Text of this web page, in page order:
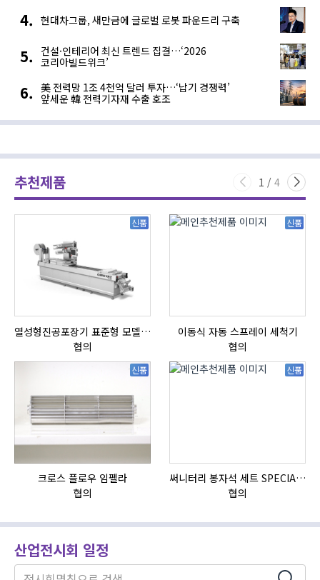
현대차그룹, 새만금에 글로벌 로봇 파운드리 구축
건설·인테리어 최신 트렌드 집결…‘2026
코리아빌드위크’
美 전력망 1조 4천억 달러 투자…‘납기 경쟁력’
앞세운 韓 전력기자재 수출 호조
추천제품 1 / 4
신품
열성형진공포장기 표준형 모델 OMNIVAC S-200
협의
신품
이동식 자동 스프레이 세척기
협의
신품
크로스 플로우 임펠라
협의
신품
써니터리 봉자석 세트 SPECIAL , 봉자석 , 자석봉 , 호퍼용자석 , 전자석
협의
산업전시회 일정